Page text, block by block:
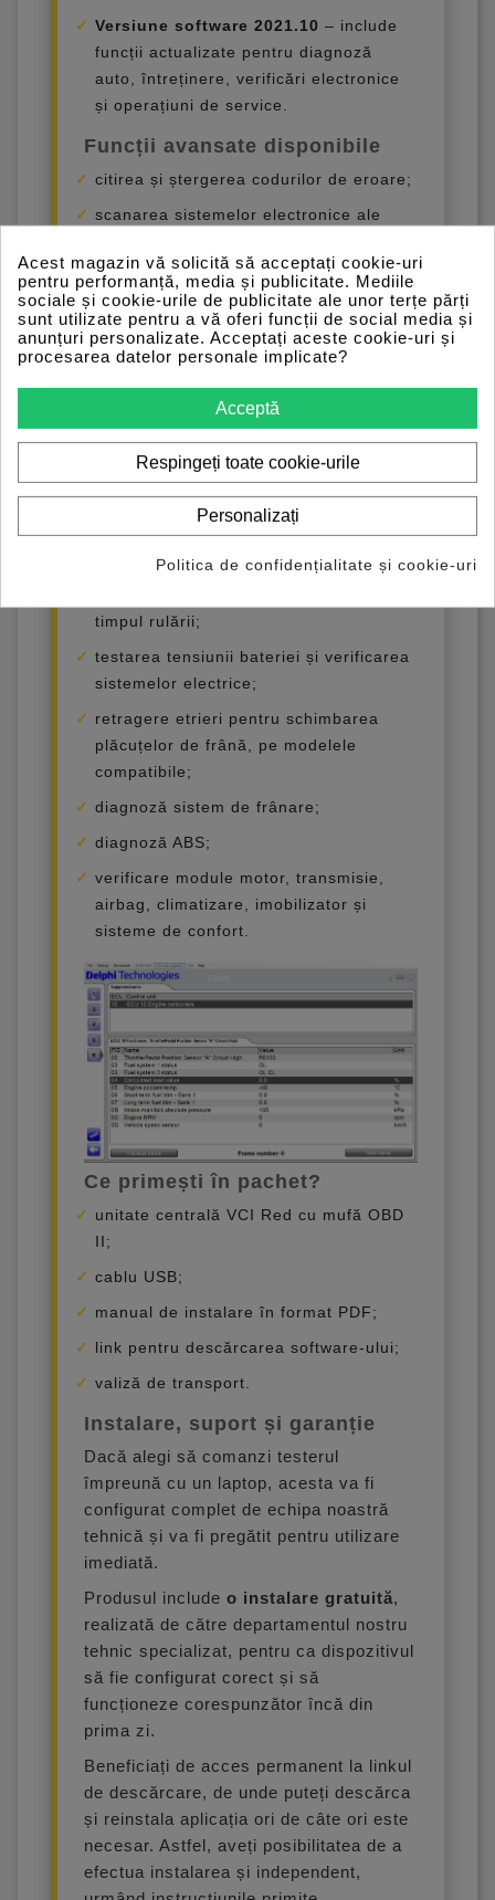
Versiune software 2021.10 – include
funcții actualizate pentru diagnoză
auto, întreținere, verificări electronice
și operațiuni de service.
Funcții avansate disponibile
citirea și ștergerea codurilor de eroare;
scanarea sistemelor electronice ale
diagnoză pentru autoturisme,
autoutilitare și camioane;
monitorizarea parametrilor în timp real;
unde vehiculul permite;
avansate;
regenerarea filtrului de particule DPF;
codare ECU, în funcție de
compatibilitatea modelului;
timpul rulării;
testarea tensiunii bateriei și verificarea
sistemelor electrice;
retragere etrieri pentru schimbarea
plăcuțelor de frână, pe modelele
compatibile;
diagnoză sistem de frânare;
diagnoză ABS;
verificare module motor, transmisie,
airbag, climatizare, imobilizator și
sisteme de confort.
Ce primești în pachet?
unitate centrală VCI Red cu mufă OBD
II;
cablu USB;
manual de instalare în format PDF;
link pentru descărcarea software-ului;
valiză de transport.
Instalare, suport și garanție
Dacă alegi să comanzi testerul
împreună cu un laptop, acesta va fi
configurat complet de echipa noastră
tehnică și va fi pregătit pentru utilizare
imediată.
Produsul includeo instalare gratuită,
realizată de către departamentul nostru
tehnic specializat, pentru ca dispozitivul
să fie configurat corect și să
funcționeze corespunzător încă din
prima zi.
Beneficiați de acces permanent la linkul
de descărcare, de unde puteți descărca
și reinstala aplicația ori de câte ori este
necesar. Astfel, aveți posibilitatea de a
efectua instalarea și independent,
Acest magazin vă solicită să acceptați cookie-uri
pentru performanță, media și publicitate. Mediile
sociale și cookie-urile de publicitate ale unor terțe părți
sunt utilizate pentru a vă oferi funcții de social media și
anunțuri personalizate. Acceptați aceste cookie-uri și
procesarea datelor personale implicate?
Acceptă
Respingeți toate cookie-urile
Personalizați
Politica de confidențialitate și cookie-uri